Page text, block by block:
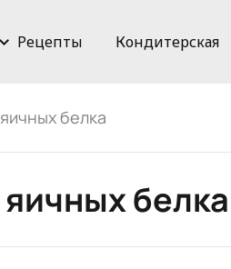
Рецепты Кондитерская
яичных белка
яичных белка